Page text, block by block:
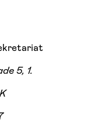
5, 1.